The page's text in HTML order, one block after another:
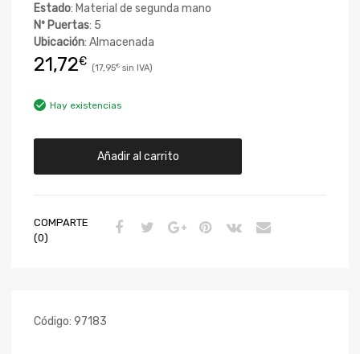
Estado: Material de segunda mano
Nº Puertas: 5
Ubicación: Almacenada
21,72€ 17,95€
Hay existencias
Añadir al carrito
COMPARTE
(0)
Código: 97183